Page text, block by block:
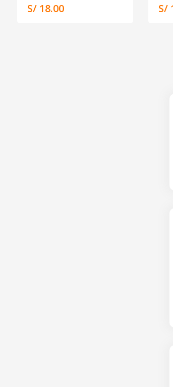
S/ 18.00 S/